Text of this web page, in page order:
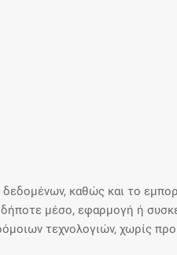
καθώς και το
μέσο, εφαρμογή ή
τεχνολογιών, χωρίς